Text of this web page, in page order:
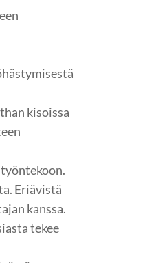
kisoissa
Eriävistä
kanssa.
tekee